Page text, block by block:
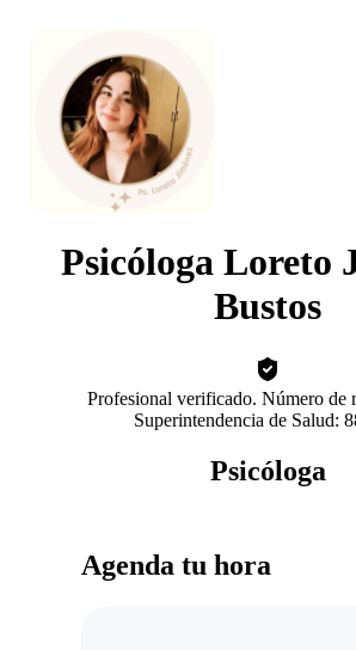
Psicóloga Loreto
Bustos
Profesional verificado. Número de
Superintendencia de Salud:
Psicóloga
Agenda tu hora